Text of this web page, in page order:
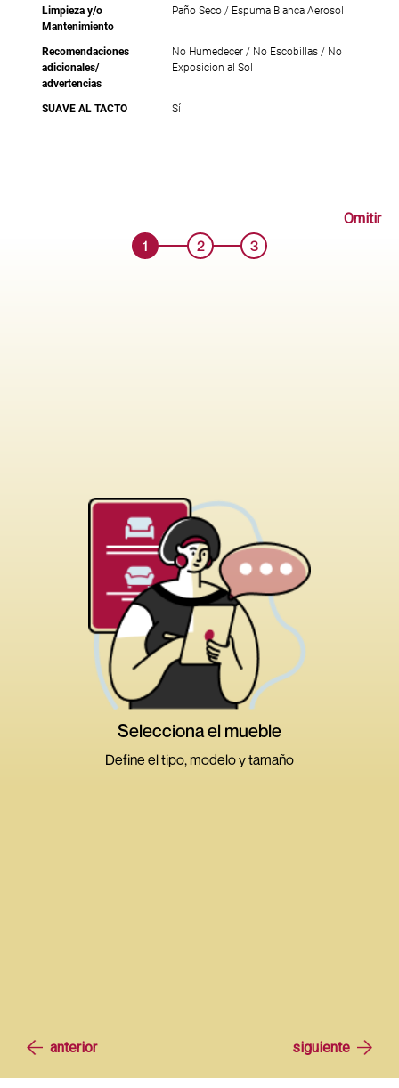
Limpieza y/o
Mantenimiento
Paño Seco / Espuma Blanca Aerosol
Recomendaciones
adicionales/
advertencias
No Humedecer / No Escobillas / No
Exposicion al Sol
SUAVE AL TACTO Sí